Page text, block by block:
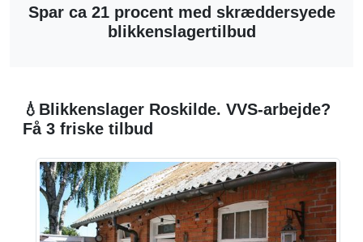
Spar ca 21 procent med skræddersyede
blikkenslagertilbud
💧Blikkenslager Roskilde. VVS-arbejde?
Få 3 friske tilbud